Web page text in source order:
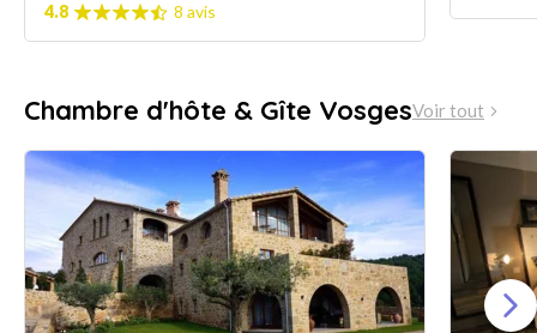
4.8
8 avis
Chambre d'hôte & Gîte VosgesVoir tout